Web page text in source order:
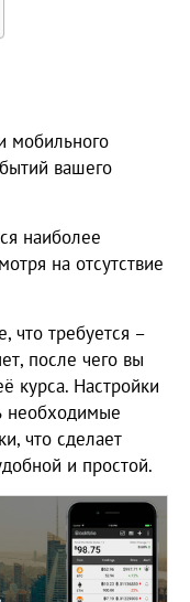
мобильного
вашего
наиболее
на отсутствие
что требуется –
после чего вы
курса. Настройки
необходимые
что сделает
и простой.